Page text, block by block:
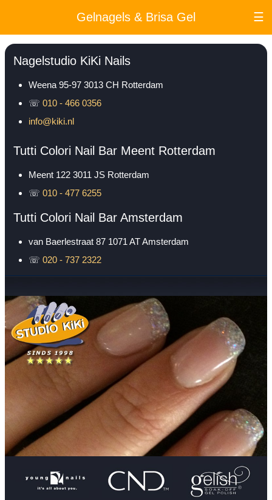
Gelnagels & Brisa Gel ☰
Nagelstudio KiKi Nails
Weena 95-97 3013 CH Rotterdam
☏010 - 466 0356
info@kiki.nl
Tutti Colori Nail Bar Meent Rotterdam
Meent 122 3011 JS Rotterdam
☏010 - 477 6255
Tutti Colori Nail Bar Amsterdam
van Baerlestraat 87 1071 ATAmsterdam
☏020 - 737 2322